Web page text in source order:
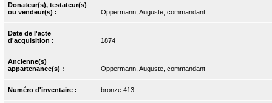
Donateur(s), testateur(s)
ou vendeur(s) :
Oppermann, Auguste, commandant
Date de l'acte
d'acquisition :
1874
Ancienne(s)
appartenance(s) :
Oppermann, Auguste, commandant
Numéro d'inventaire : bronze.413